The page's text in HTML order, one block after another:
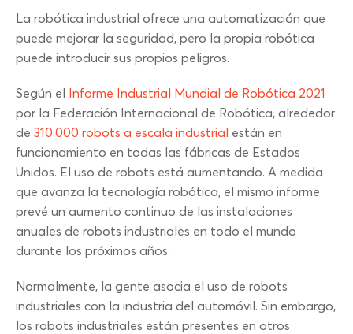
La robótica industrial ofrece una automatización que
puede mejorar la seguridad, pero la propia robótica
puede introducir sus propios peligros.
Según el
Informe Industrial Mundial de Robótica 2021
por la Federación Internacional de Robótica, alrededor
de 310.000 robots a escala industrial
están en
funcionamiento en todas las fábricas de Estados
Unidos. El uso de robots está aumentando. A medida
que avanza la tecnología robótica, el mismo informe
prevé un aumento continuo de las instalaciones
anuales de robots industriales en todo el mundo
durante los próximos años.
Normalmente, la gente asocia el uso de robots
industriales con la industria del automóvil. Sin embargo,
los robots industriales están presentes en otros